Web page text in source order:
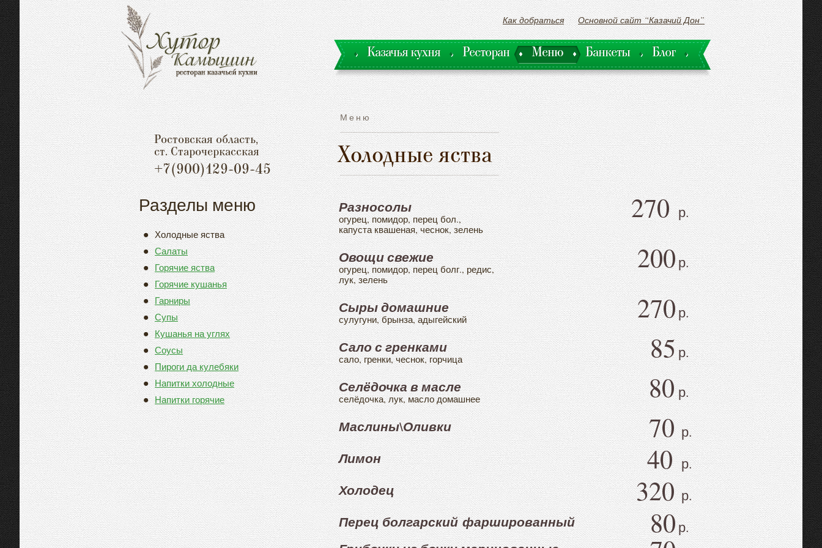
Ростовская область,
ст. Старочеркасская
+7(900)129-09-45
Основной сайт “Казачий Дон”
Как добраться
Казачья кухня
Казачья кухня Ресторан
Ресторан Меню
Меню Банкеты
Банкеты Блог
Блог
Меню
Холодные яства
Разделы меню
Холодные яства
Салаты
Горячие яства
Горячие кушанья
Гарниры
Супы
Кушанья на углях
Соусы
Пироги да кулебяки
Напитки холодные
Напитки горячие
Разносолы
огурец, помидор, перец бол.,
капуста квашеная, чеснок, зелень
270р.
Овощи свежие
огурец, помидор, перец болг., редис,
лук, зелень
200 р.
Сыры домашние
сулугуни, брынза, адыгейский 270р.
Сало с гренками
сало, гренки, чеснок, горчица 85р.
Селёдочка в масле
селёдочка, лук, масло домашнее 80р.
Маслины\Оливки 70р.
Лимон 40р.
Холодец 320р.
Перец болгарский фаршированный 80р.